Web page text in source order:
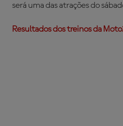
será uma das atrações do
Resultados dos treinos da